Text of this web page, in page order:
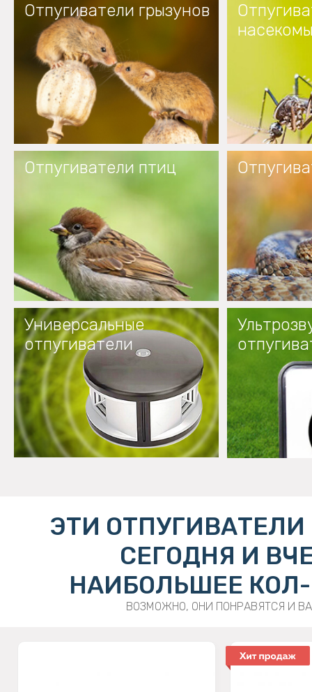
Отпугиватели грызунов
Отпугиватели птиц
Универсальные
отпугиватели
ЭТИ
СЕГОДНЯ И
НАИБОЛЬШЕЕ
ВОЗМОЖНО, ОНИ ПОНРАВЯТСЯ И